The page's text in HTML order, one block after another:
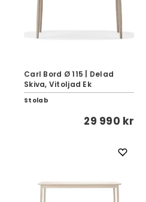
Carl Bord Ø 115 | Delad
Skiva, Vitoljad Ek
Stolab
29 990 kr